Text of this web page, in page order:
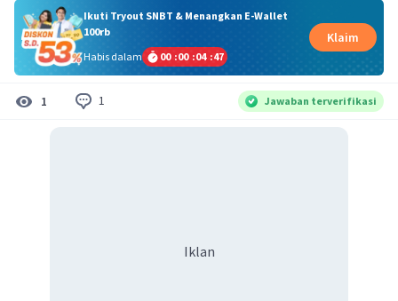
Ikuti Tryout SNBT & Menangkan E-Wallet
100rb
Habis dalam
00 :00 :04 :47
Klaim
1 1 Jawaban terverifikasi
Iklan